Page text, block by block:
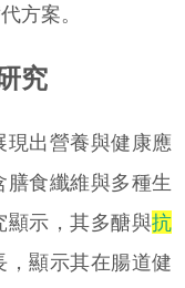
方案。
究
現出營養與健康應
膳食纖維與多種生
顯示，其多醣與抗
，顯示其在腸道健